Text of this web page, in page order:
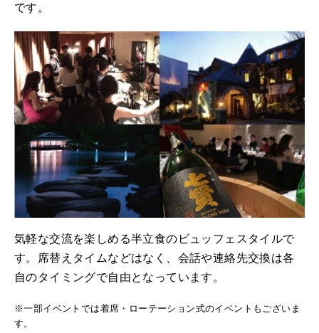
です。
気軽な交流を楽しめる半立食のビュッフェスタイルで
す。席替えタイムなどはなく、会話や連絡先交換は各
自のタイミングで自由となっています。
※一部イベントでは着席・ローテーション式のイベントもございま
す。